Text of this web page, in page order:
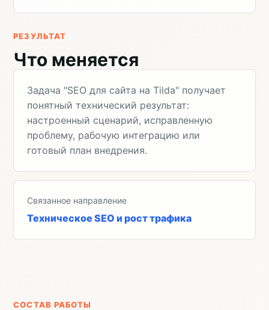
РЕЗУЛЬТАТ
Что меняется
Задача "SEO для сайта на Tilda" получает
понятный технический результат:
настроенный сценарий, исправленную
проблему, рабочую интеграцию или
готовый план внедрения.
Связанное направление
Техническое SEO и рост трафика
СОСТАВ РАБОТЫ